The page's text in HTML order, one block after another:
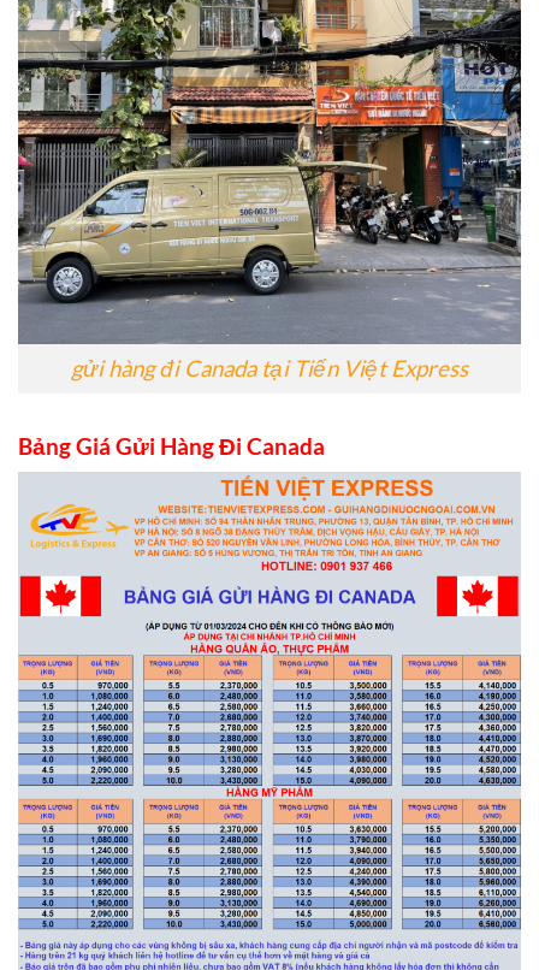
gửi hàng đi Canada tại Tiến Việt Express
Bảng Giá Gửi Hàng Đi Canada